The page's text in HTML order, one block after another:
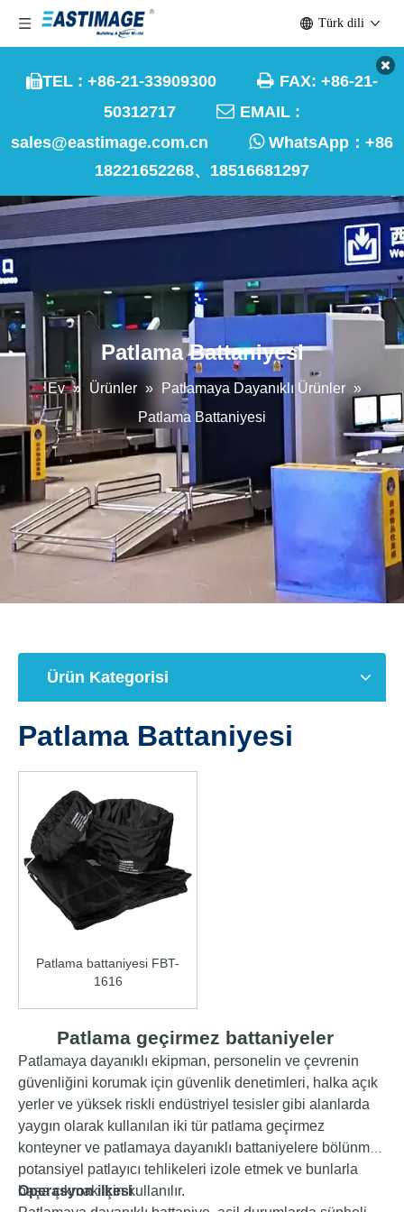
TEL : +86-21-33909300  FAX: +86-21-
50312717  EMAIL :
sales@eastimage.com.cn
WhatsApp： +86
18221652268、18516681297
Türk dili
Patlama Battaniyesi
Ev » Ürünler » Patlamaya Dayanıklı Ürünler »
Patlama Battaniyesi
Ürün Kategorisi
Patlama Battaniyesi
Patlama battaniyesi FBT-
1616
Patlama geçirmez battaniyeler
Patlamaya dayanıklı ekipman, personelin ve çevrenin
güvenliğini korumak için güvenlik denetimleri, halka açık
yerler ve yüksek riskli endüstriyel tesisler gibi alanlarda
yaygın olarak kullanılan iki tür patlama geçirmez
konteyner ve patlamaya dayanıklı battaniyelere bölünmüş
potansiyel patlayıcı tehlikeleri izole etmek ve bunlarla
başa çıkmak için kullanılır.
Operasyon ilkesi